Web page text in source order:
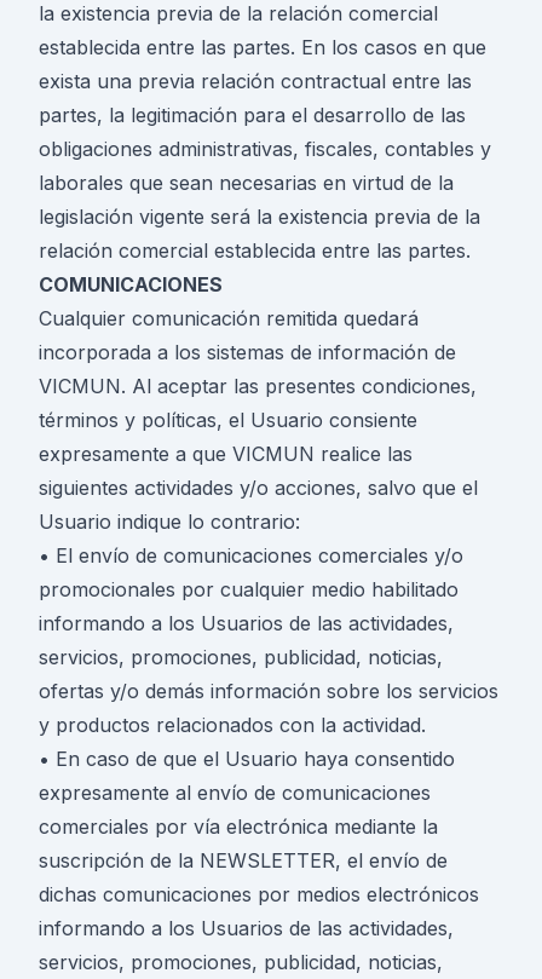
la existencia previa de la relación comercial
establecida entre las partes. En los casos en que
exista una previa relación contractual entre las
partes, la legitimación para el desarrollo de las
obligaciones administrativas, fiscales, contables y
laborales que sean necesarias en virtud de la
legislación vigente será la existencia previa de la
relación comercial establecida entre las partes.
COMUNICACIONES
Cualquier comunicación remitida quedará
incorporada a los sistemas de información de
VICMUN. Al aceptar las presentes condiciones,
términos y políticas, el Usuario consiente
expresamente a que VICMUN realice las
siguientes actividades y/o acciones, salvo que el
Usuario indique lo contrario:
• El envío de comunicaciones comerciales y/o
promocionales por cualquier medio habilitado
informando a los Usuarios de las actividades,
servicios, promociones, publicidad, noticias,
ofertas y/o demás información sobre los servicios
y productos relacionados con la actividad.
• En caso de que el Usuario haya consentido
expresamente al envío de comunicaciones
comerciales por vía electrónica mediante la
suscripción de la NEWSLETTER, el envío de
dichas comunicaciones por medios electrónicos
informando a los Usuarios de las actividades,
servicios, promociones, publicidad, noticias,